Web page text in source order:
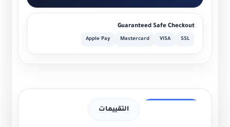
Guaranteed Safe Checkout
SSL
VISA
Mastercard
Apple Pay
التقييمات